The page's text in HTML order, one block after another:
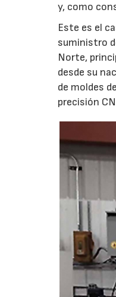
y, como
Este es el
suministro
Norte,
desde su
de moldes
precisión